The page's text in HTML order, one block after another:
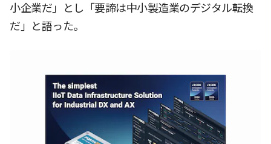
小企業だ」とし「要諦は中小製造業のデジタル転換
だ」と語った。